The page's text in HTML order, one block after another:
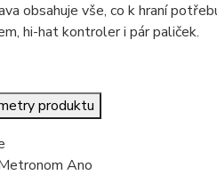
obsahuje vše, co k hraní
hi-hat kontroler i pár paliček.
produktu
Ano